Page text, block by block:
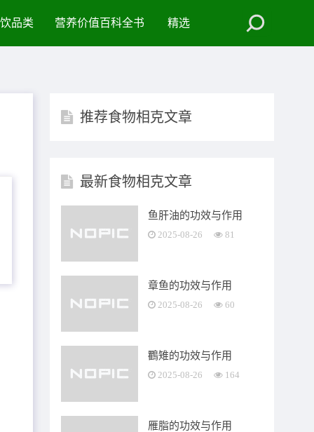
品类 营养价值百科全书 精选
推荐食物相克文章
最新食物相克文章
鱼肝油的功效与作用
2025-08-26 81
章鱼的功效与作用
2025-08-26 60
鸜雉的功效与作用
2025-08-26 164
雁脂的功效与作用